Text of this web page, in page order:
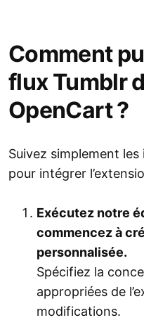
Comment
flux Tumblr
OpenCart ?
Suivez simplement
pour intégrer
Exécutez notre
commencez à
personnalisée.
Spécifiez la
appropriées de
modifications.